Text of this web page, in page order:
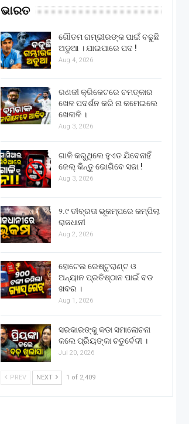
ଭାରତ
ଗୌତମ ଗମ୍ଭୀରଙ୍କ ପାଇଁ ବଢୁଛି
ଅଡୁଆ । ଯାଇପାରେ ପଦ !
Aug 4, 2026
ରଣଜୀ କ୍ରିକେଟରେ ଚମତ୍କାର
ଖେଳ ପଦର୍ଶନ କରି ନା କମେଇଲେ
ଖେଳାଳି ।
Aug 3, 2026
ଗାଳି କରୁଥିଲେ ହୁଏତ ଯିବେନାହିଁ
ଜେଲ୍ କିନ୍ତୁ ଭୋଗିବେ ସଜା !
Aug 3, 2026
୨.୯ ତୀବ୍ରତା ଭୂକମ୍ପରେ କମ୍ପିଲା
ରାଜଧାନୀ
Aug 2, 2026
ହୋଟେଲ ରେଷ୍ଟୁରାଣ୍ଟ ଓ
ଅନ୍ୟାନ ପ୍ରତିଷ୍ଠାନ ପାଇଁ ବଡ
ଖବର ।
Aug 1, 2026
ସରକାରଙ୍କୁ କଡା ସମାଲୋଚନା
କଲେ ପ୍ରିୟଙ୍କା ଚତୁର୍ବେଦୀ ।
Jul 20, 2026
PREV NEXT 1 of 2,409